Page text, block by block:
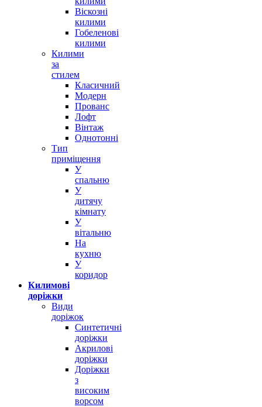
Віскозні
килими
Гобеленові
килими
Килими
за
стилем
Класичний
Модерн
Прованс
Лофт
Вінтаж
Однотонні
Тип
приміщення
У
спальню
У
дитячу
кімнату
У
вітальню
На
кухню
У
коридор
Килимові
доріжки
Види
доріжок
Синтетичні
доріжки
Акрилові
доріжки
Доріжки
з
високим
ворсом